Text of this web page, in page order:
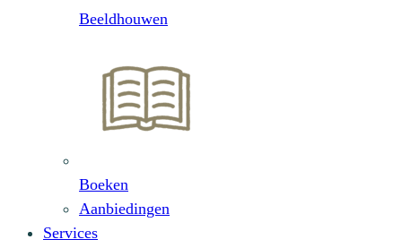
Beeldhouwen
Boeken
Aanbiedingen
Services